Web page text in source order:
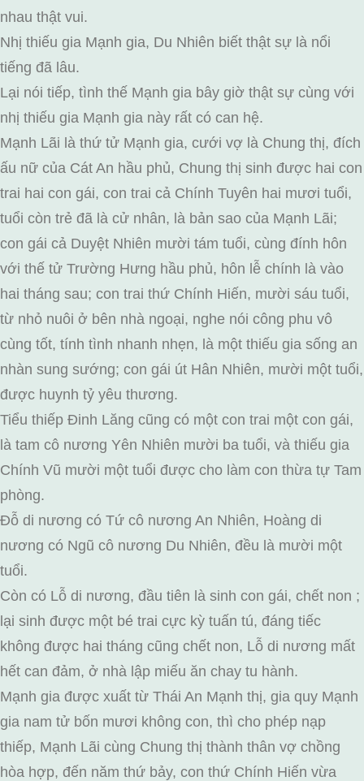
nhau thật vui.
Nhị thiếu gia Mạnh gia, Du Nhiên biết thật sự là nổi
tiếng đã lâu.
Lại nói tiếp, tình thế Mạnh gia bây giờ thật sự cùng với
nhị thiếu gia Mạnh gia này rất có can hệ.
Mạnh Lãi là thứ tử Mạnh gia, cưới vợ là Chung thị, đích
ấu nữ của Cát An hầu phủ, Chung thị sinh được hai con
trai hai con gái, con trai cả Chính Tuyên hai mươi tuổi,
tuổi còn trẻ đã là cử nhân, là bản sao của Mạnh Lãi;
con gái cả Duyệt Nhiên mười tám tuổi, cùng đính hôn
với thế tử Trường Hưng hầu phủ, hôn lễ chính là vào
hai tháng sau; con trai thứ Chính Hiến, mười sáu tuổi,
từ nhỏ nuôi ở bên nhà ngoại, nghe nói công phu vô
cùng tốt, tính tình nhanh nhẹn, là một thiếu gia sống an
nhàn sung sướng; con gái út Hân Nhiên, mười một tuổi,
được huynh tỷ yêu thương.
Tiểu thiếp Đinh Lăng cũng có một con trai một con gái,
là tam cô nương Yên Nhiên mười ba tuổi, và thiếu gia
Chính Vũ mười một tuổi được cho làm con thừa tự Tam
phòng.
Đỗ di nương có Tứ cô nương An Nhiên, Hoàng di
nương có Ngũ cô nương Du Nhiên, đều là mười một
tuổi.
Còn có Lỗ di nương, đầu tiên là sinh con gái, chết non ;
lại sinh được một bé trai cực kỳ tuấn tú, đáng tiếc
không được hai tháng cũng chết non, Lỗ di nương mất
hết can đảm, ở nhà lập miếu ăn chay tu hành.
Mạnh gia được xuất từ Thái An Mạnh thị, gia quy Mạnh
gia nam tử bốn mươi không con, thì cho phép nạp
thiếp, Mạnh Lãi cùng Chung thị thành thân vợ chồng
hòa hợp, đến năm thứ bảy, con thứ Chính Hiến vừa